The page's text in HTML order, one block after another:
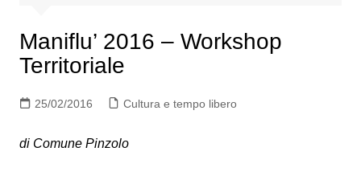
Maniflu’ 2016 – Workshop
Territoriale
25/02/2016 Cultura e tempo libero
di Comune Pinzolo